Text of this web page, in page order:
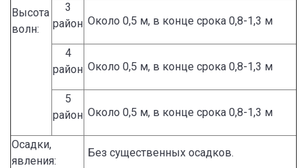
Высота
волн:
3
район Около 0,5 м, в конце срока 0,8-1,3 м
4
район Около 0,5 м, в конце срока 0,8-1,3 м
5
район Около 0,5 м, в конце срока 0,8-1,3 м
Осадки,
явления:
Без существенных осадков.